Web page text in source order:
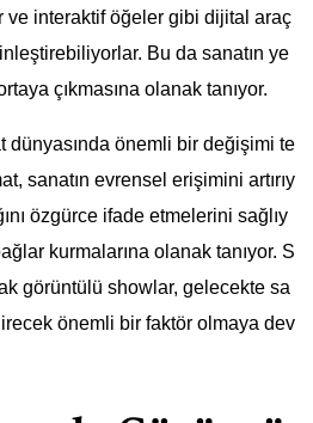
ve interaktif öğeler gibi dijital araç
Bu da sanatın ye
çıkmasına olanak tanıyor.
dünyasında önemli bir değişimi te
sanatın evrensel erişimini artırıy
özgürce ifade etmelerini sağlıy
kurmalarına olanak tanıyor. S
görüntülü showlar, gelecekte sa
önemli bir faktör olmaya dev